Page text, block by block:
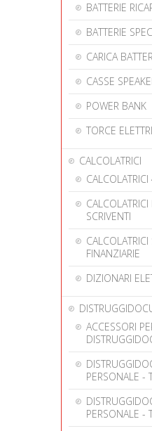
BATTERIE
BATTERIE
CARICA
CASSE
POWER BANK
TORCE
CALCOLATRICI
SCRIVENTI
FINANZIARIE
DIZIONARI
ACCESSORI
PERSONALE -
PERSONALE -